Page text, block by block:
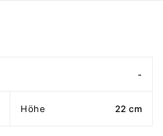
-
Höhe 22 cm